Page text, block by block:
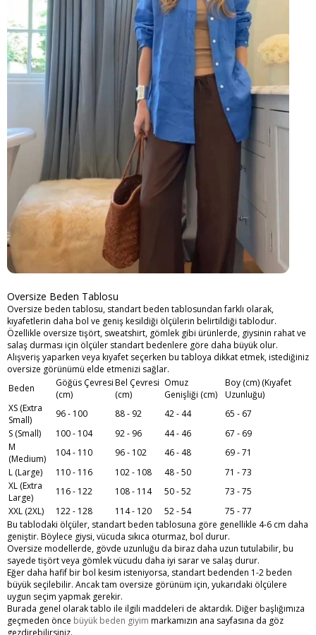
Oversize Beden Tablosu
Oversize beden tablosu, standart beden tablosundan farklı olarak,
kıyafetlerin daha bol ve geniş kesildiği ölçülerin belirtildiği tablodur.
Özellikle oversize tişört, sweatshirt, gömlek gibi ürünlerde, giysinin rahat ve
salaş durması için ölçüler standart bedenlere göre daha büyük olur.
Alışveriş yaparken veya kıyafet seçerken bu tabloya dikkat etmek, istediğiniz
oversize görünümü elde etmenizi sağlar.
Beden
Göğüs Çevresi
(cm)
Bel Çevresi
(cm)
Omuz
Genişliği (cm)
Boy (cm) (Kıyafet
Uzunluğu)
XS (Extra
Small)
96 - 100 88 - 92 42 - 44
65 - 67
S (Small)
100 - 104 92 - 96 44 - 46
67 - 69
M
(Medium)
104 - 110 96 - 102 46 - 48
69 - 71
L (Large)
110 - 116 102 - 108 48 - 50
71 - 73
XL (Extra
Large)
116 - 122 108 - 114 50 - 52
73 - 75
XXL (2XL)
122 - 128 114 - 120 52 - 54
75 - 77
Bu tablodaki ölçüler, standart beden tablosuna göre genellikle 4-6 cm daha
geniştir. Böylece giysi, vücuda sıkıca oturmaz, bol durur.
Oversize modellerde, gövde uzunluğu da biraz daha uzun tutulabilir, bu
sayede tişört veya gömlek vücudu daha iyi sarar ve salaş durur.
Eğer daha hafif bir bol kesim isteniyorsa, standart bedenden 1-2 beden
büyük seçilebilir. Ancak tam oversize görünüm için, yukarıdaki ölçülere
uygun seçim yapmak gerekir.
Burada genel olarak tablo ile ilgili maddeleri de aktardık. Diğer başlığımıza
geçmeden önce büyük beden giyim markamızın ana sayfasına da göz